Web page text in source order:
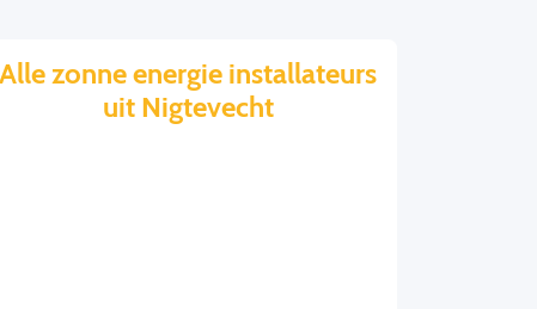
Alle zonne energie installateurs
uit Nigtevecht